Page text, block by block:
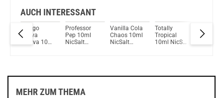
Banana Swirl Cookie – Red Line NicSalt Liquid by SC 10ml / 10mg
Du willst Kröten sparen?
Schau mal hier!
Ambition Mods Kil-Lite DNA 60 Mod Akkuträger Lila
AUCH INTERESSANT
Mango
Guava
Palava 10ml
Professor
Pep 10ml
NicSalt
Vanilla Cola
Chaos 10ml
NicSalt
Totally
Tropical
10ml NicSalt
Elux
MEHR ZUM THEMA